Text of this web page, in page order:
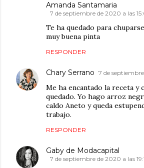
Amanda Santamaria
7 de septiembre de 2020 a las
Te ha quedado para
muy buena pinta
RESPONDER
Chary Serrano 7 de
Me ha encantado la receta y
quedado. Yo hago arroz
caldo Aneto y queda
trabajo.
RESPONDER
Gaby de Modacapital
7 de septiembre de 2020 a las